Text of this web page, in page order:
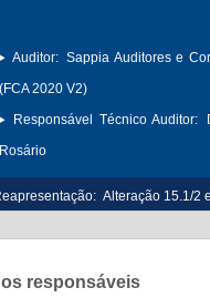
Auditor: Sappia Auditores e
(FCA 2020 V2)
Responsável Técnico Auditor:
Rosário
Alteração 15.1/2